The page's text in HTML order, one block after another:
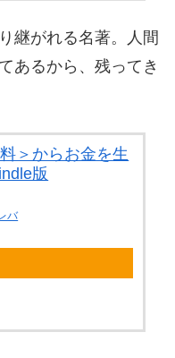
継がれる名著。人間
あるから、残ってき
＞からお金を生
版
バ